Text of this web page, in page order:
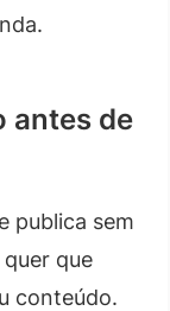
antes de
publica sem
que
conteúdo.